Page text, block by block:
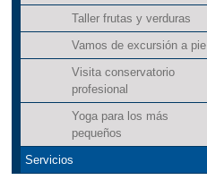
Taller frutas y verduras
Vamos de excursión a pie
Visita conservatorio
profesional
Yoga para los más
pequeños
Servicios